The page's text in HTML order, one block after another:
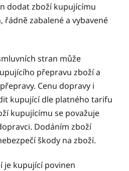
dodat zboží kupujícímu
zabalené a vybavené
stran může
přepravu zboží a
Cenu dopravy i
kupující dle platného tarifu
kupujícímu se považuje
Dodáním zboží
škody na zboží.
je kupující povinen